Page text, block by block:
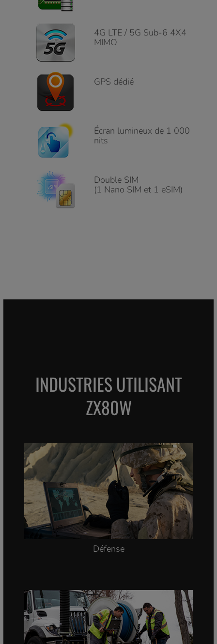
4G LTE / 5G Sub-6 4X4
MIMO
GPS dédié
Écran lumineux de 1 000
nits
Double SIM
(1 Nano SIM et 1 eSIM)
INDUSTRIES UTILISANT
ZX80W
Défense